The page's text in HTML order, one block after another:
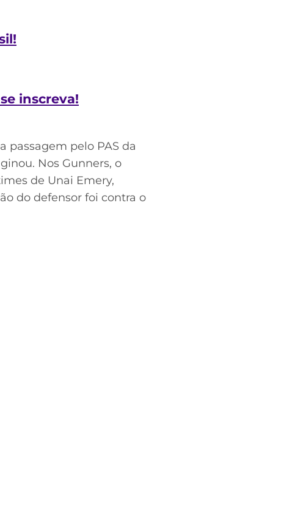
inscreva!
passagem pelo PAS da
Nos Gunners, o
de Unai Emery,
do defensor foi contra o